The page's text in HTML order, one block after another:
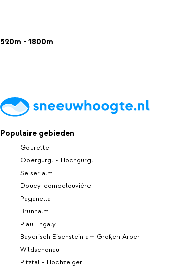
520m - 1800m
Populaire gebieden
Gourette
Obergurgl - Hochgurgl
Seiser alm
Doucy-combelouvière
Paganella
Brunnalm
Piau Engaly
Bayerisch Eisenstein am Großen Arber
Wildschönau
Pitztal - Hochzeiger